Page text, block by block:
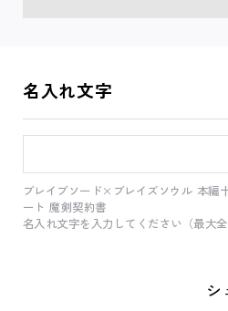
名入れ文字
ブレイブソード×ブレイズソウル 本編
ート 魔剣契約書
名入れ文字を入力してください（最大全
シ